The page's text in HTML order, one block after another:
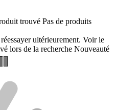
trouvé Pas de produits
ultérieurement. Voir le
lors de la recherche Nouveauté